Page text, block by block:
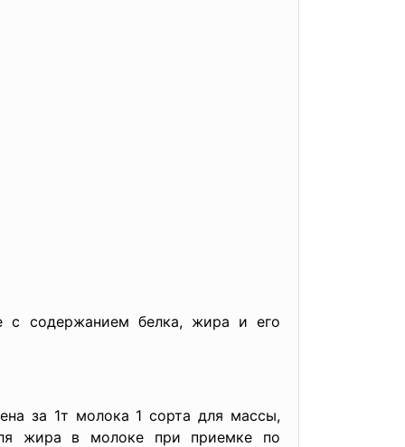
с содержанием белка, жира и его
за 1т молока 1 сорта для массы,
жира в молоке при приемке по